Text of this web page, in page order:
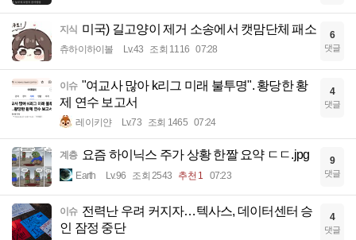
지식 미국) 길고양이 제거 소송에서 캣맘단체 패소
츄하이하이볼 Lv.43 조회 1116 07:28
6
댓글
이슈 "여교사 많아 k리그 미래 불투명". 황당한 황
제 연수 보고서
레이키얀 Lv.73 조회 1465 07:24
4
댓글
계층 요즘 하이닉스 주가 상황 한짤 요약 ㄷㄷ.jpg
Earth Lv.96 조회 2543 추천 1 07:23
9
댓글
이슈 전력난 우려 커지자…텍사스, 데이터센터 승
인 잠정 중단
4
댓글